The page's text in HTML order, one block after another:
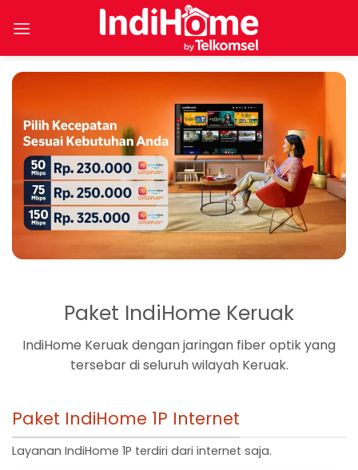
Paket IndiHome Keruak
IndiHome Keruak dengan jaringan fiber optik yang
tersebar di seluruh wilayah Keruak.
Paket IndiHome 1P Internet
Layanan IndiHome 1P terdiri dari internet saja.